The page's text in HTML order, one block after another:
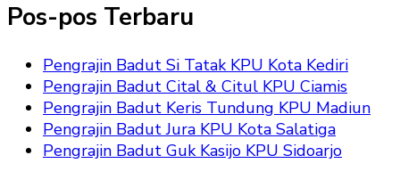
Pos-pos Terbaru
Pengrajin Badut Si Tatak KPU Kota Kediri
Pengrajin Badut Cital & Citul KPU Ciamis
Pengrajin Badut Keris Tundung KPU Madiun
Pengrajin Badut Jura KPU Kota Salatiga
Pengrajin Badut Guk Kasijo KPU Sidoarjo